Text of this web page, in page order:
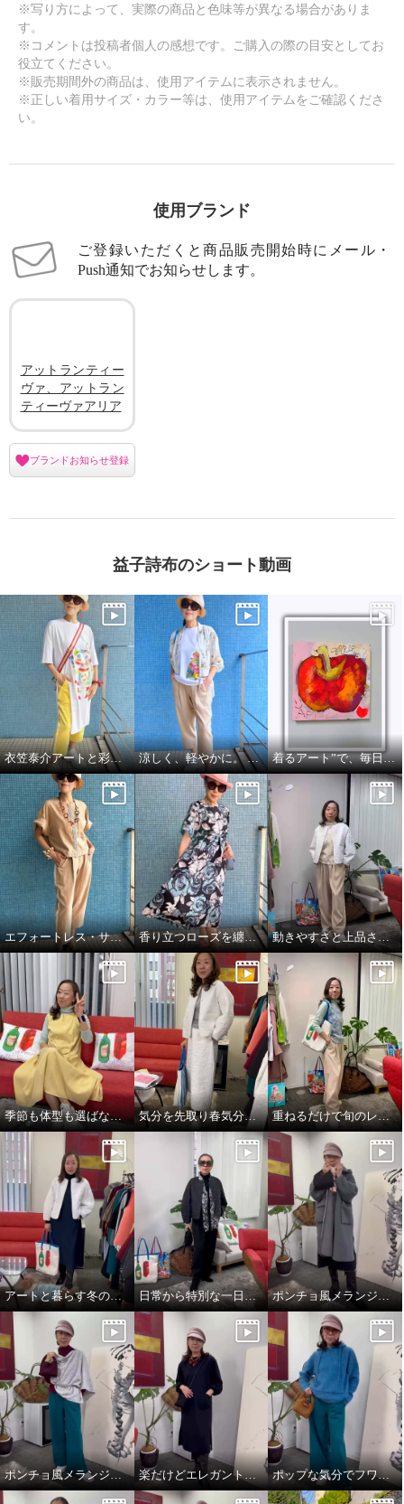
※写り方によって、実際の商品と色味等が異なる場合がありま
す。
※コメントは投稿者個人の感想です。ご購入の際の目安としてお
役立てください。
※販売期間外の商品は、使用アイテムに表示されません。
※正しい着用サイズ・カラー等は、使用アイテムをご確認くださ
い。
使用ブランド
ご登録いただくと商品販売開始時にメール・
Push通知でお知らせします。
アットランティー
ヴァ、アットラン
ティーヴァアリア
ブランドお知らせ登録
益子詩布のショート動画
衣笠泰介アートと彩りを楽しむ夏スタイル 涼しく、軽やかに。 それでいて、きちんと美しい。 着るアート”で、毎日をもっと自由に🍎🍏
エフォートレス・サファリエレガンス 香り立つローズを纏う、エフォートレスワンピース 動きやすさと上品さ、どちらも大切にした大人スタイル
季節も体型も選ばない、頼れるジャンパースカート 気分を先取り春気分コーデ^_^ 重ねるだけで旬のレイヤードスタイル完成👌
アートと暮らす冬のワンシーン。 日常から特別な一日まで。表現を変えるエレガンス❣️
ポンチョ風メランジニットストール 楽だけどエレガントスタイル ポップな気分でフワモコパーカー